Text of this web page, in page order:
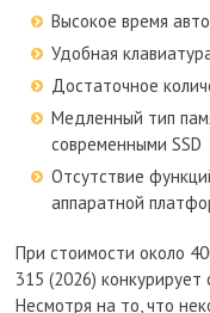
Высокое время
Удобная
Достаточное
Медленный тип
современными SSD
Отсутствие
аппаратной
При стоимости около
315 (2026) конкурирует
Несмотря на то, что